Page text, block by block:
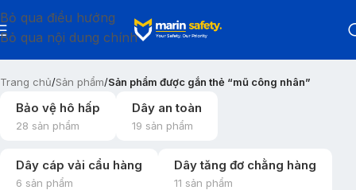
Bỏ qua điều hướng
Bỏ qua nội dung chính
Trang chủ/Sản phẩm/Sản phẩm được gắn thẻ “mũ công nhân”
Bảo vệ hô hấp
28 sản phẩm
Dây an toàn
19 sản phẩm
Dây cáp vải cẩu hàng
6 sản phẩm
Dây tăng đơ chằng hàng
11 sản phẩm